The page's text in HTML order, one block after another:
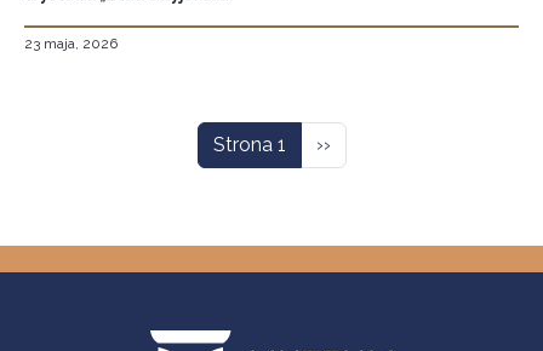
23 maja, 2026
Strona 1 Następna strona
››